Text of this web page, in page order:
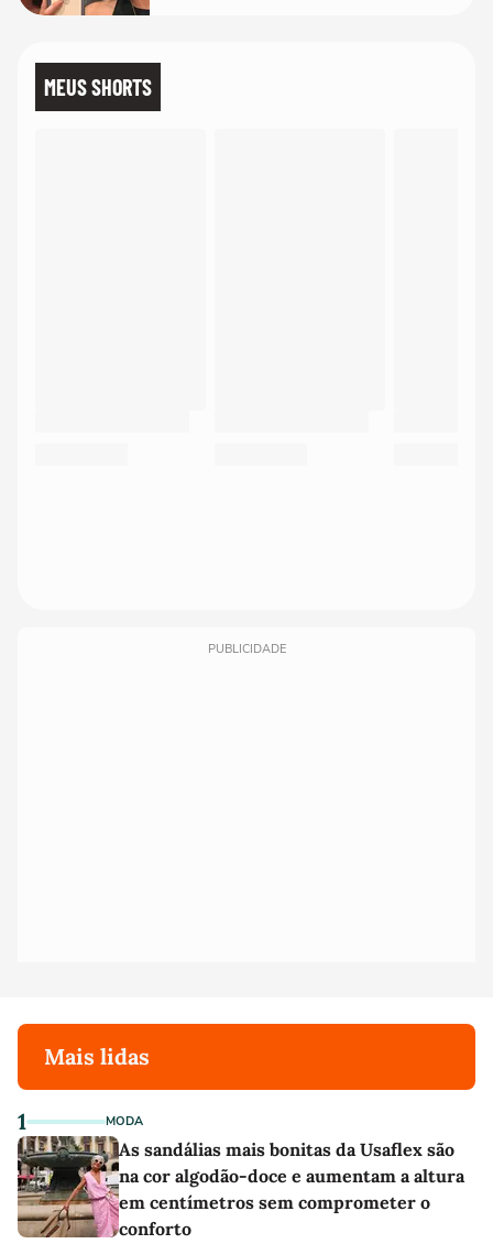
MEUS SHORTS
PUBLICIDADE
Mais lidas
1 MODA
As sandálias mais bonitas da Usaflex são
na cor algodão-doce e aumentam a altura
em centímetros sem comprometer o
conforto